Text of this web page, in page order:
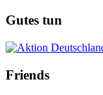
Gutes tun
Friends